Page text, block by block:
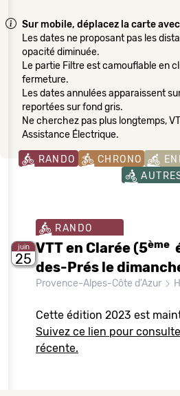
Sur mobile, déplacez la carte
Les dates ne proposant pas les
opacité diminuée.
Le partie Filtre est camouflable en
fermeture.
Les dates annulées apparaissent
reportées sur fond gris.
Ne cherchez pas plus longtemps,
Assistance Électrique.
RANDO CHRONO
juin
25
RANDO
VTT en Clarée (5ème
des-Prés le
Provence-Alpes-Côte d'Azur
Cette édition 2023 est
Suivez ce lien pour
récente.